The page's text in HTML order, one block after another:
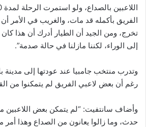
الفريق بأكمله قد مات، والغريب في الأمر
تخرج، ومن الجيد أن الطيار أدرك أن هذا
إلى الوراء، لكننا مازلنا في حالة صدمة”.
وتدرب منتخب جامبيا عند عودتها إلى مدينة
رغم أن بعض لاعبي الفريق لم يتمكنوا من
وأضاف سانتفيت: “لم يتمكن بعض اللاعبين
حدث، وما زالوا يعانون من الصداع وهذا أمر